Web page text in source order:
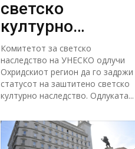
светско
културно
наследство
Комитетот за светско
наследство на УНЕСКО одлучи
Охридскиот регион да го задржи
статусот на заштитено светско
културно наследство. Одлуката...